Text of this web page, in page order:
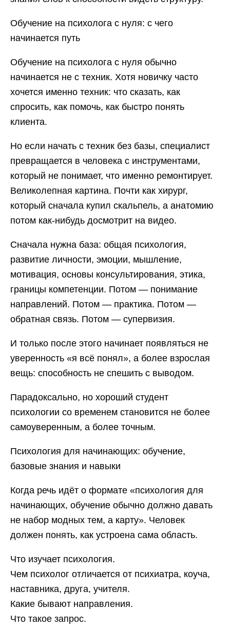
Обучение на психолога с нуля: с чего
начинается путь
Обучение на психолога с нуля обычно
начинается не с техник. Хотя новичку часто
хочется именно техник: что сказать, как
спросить, как помочь, как быстро понять
клиента.
Но если начать с техник без базы, специалист
превращается в человека с инструментами,
который не понимает, что именно ремонтирует.
Великолепная картина. Почти как хирург,
который сначала купил скальпель, а анатомию
потом как-нибудь досмотрит на видео.
Сначала нужна база: общая психология,
развитие личности, эмоции, мышление,
мотивация, основы консультирования, этика,
границы компетенции. Потом — понимание
направлений. Потом — практика. Потом —
обратная связь. Потом — супервизия.
И только после этого начинает появляться не
уверенность «я всё понял», а более взрослая
вещь: способность не спешить с выводом.
Парадоксально, но хороший студент
психологии со временем становится не более
самоуверенным, а более точным.
Психология для начинающих: обучение,
базовые знания и навыки
Когда речь идёт о формате «психология для
начинающих, обучение обычно должно давать
не набор модных тем, а карту». Человек
должен понять, как устроена сама область.
Что изучает психология.
Чем психолог отличается от психиатра, коуча,
наставника, друга, учителя.
Какие бывают направления.
Что такое запрос.